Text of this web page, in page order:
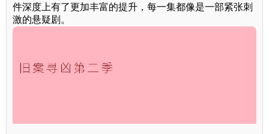
件深度上有了更加丰富的提升，每一集都像是一部紧张刺
激的悬疑剧。